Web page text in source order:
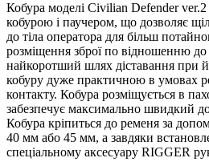
Кобура моделі Civilian Defender
кобурою і паучером, що дозволяє
до тіла оператора для більш
розміщення зброї по відношенню до
найкоротший шлях діставання при
кобуру дуже практичною в умовах
контакту. Кобура розміщується в
забезпечує максимально швидкий
Кобура кріпиться до ременя за
40 мм або 45 мм, а завдяки
спеціальному аксесуару RIGGER